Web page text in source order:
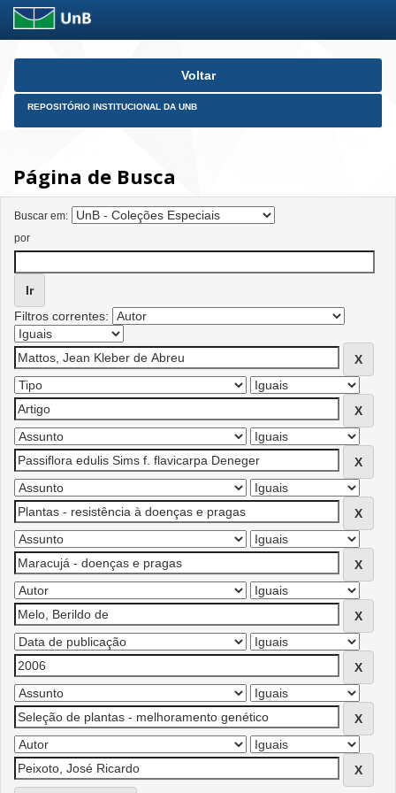
Skip
Voltar
REPOSITÓRIO INSTITUCIONAL DA UNB
Página de Busca
Buscar em:
por
Filtros correntes: